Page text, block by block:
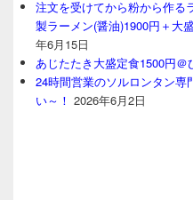
注文を受けてから粉から作る
製ラーメン(醤油)1900円＋大
年6月15日
あじたたき大盛定食1500円＠
24時間営業のソルロンタン専
い～！ 2026年6月2日